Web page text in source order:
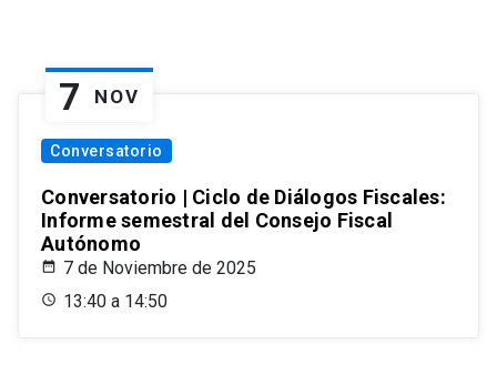
7 NOV
Conversatorio
Conversatorio | Ciclo de Diálogos Fiscales:
Informe semestral del Consejo Fiscal
Autónomo
7 de Noviembre de 2025
13:40 a 14:50